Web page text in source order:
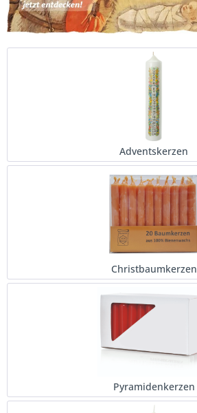
Adventskerzen
Christbaumkerzen
Pyramidenkerzen